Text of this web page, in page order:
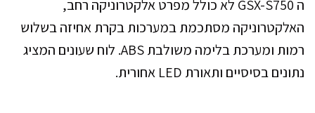
ה GSX-S750 לא כולל מפרט אלקטרוניקה רחב,
האלקטרוניקה מסתכמת במערכות בקרת אחיזה בשלוש
רמות ומערכת בלימה משולבת ABS. לוח שעונים המציג
נתונים בסיסיים ותאורת LED אחורית.